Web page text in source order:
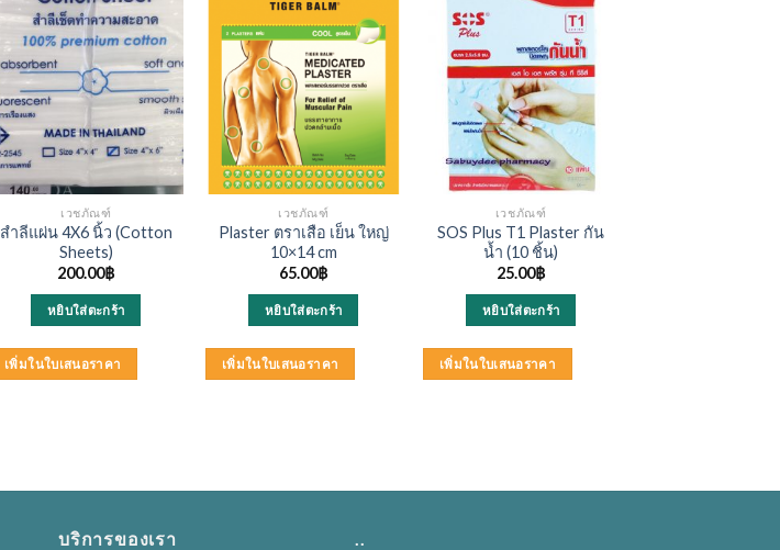
เวชภัณฑ์
สำลีแผ่น 4X6 นิ้ว (Cotton
Sheets)
200.00฿
หยิบใส่ตะกร้า
เพิ่มในใบเสนอราคา
เวชภัณฑ์
Plaster ตราเสือ เย็น ใหญ่
10×14 cm
65.00฿
หยิบใส่ตะกร้า
เพิ่มในใบเสนอราคา
เวชภัณฑ์
SOS Plus T1 Plaster กัน
น้ำ (10 ชิ้น)
25.00฿
หยิบใส่ตะกร้า
เพิ่มในใบเสนอราคา
บริการของเรา ..